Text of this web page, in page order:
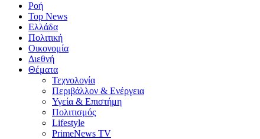
Ροή
Top News
Ελλάδα
Πολιτική
Οικονομία
Διεθνή
Θέματα
Τεχνολογία
Περιβάλλον & Ενέργεια
Υγεία & Επιστήμη
Πολιτισμός
Lifestyle
PrimeNews TV